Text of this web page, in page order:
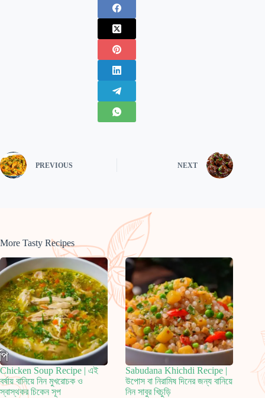
PREVIOUS NEXT
More Tasty Recipes
Chicken Soup Recipe | এই
বর্ষায় বানিয়ে নিন মুখরোচক ও
স্বাস্থকর চিকেন সূপ
Sabudana Khichdi Recipe |
উপোস বা নিরামিষ দিনের জন্য বানিয়ে
নিন সাবুর খিচুড়ি